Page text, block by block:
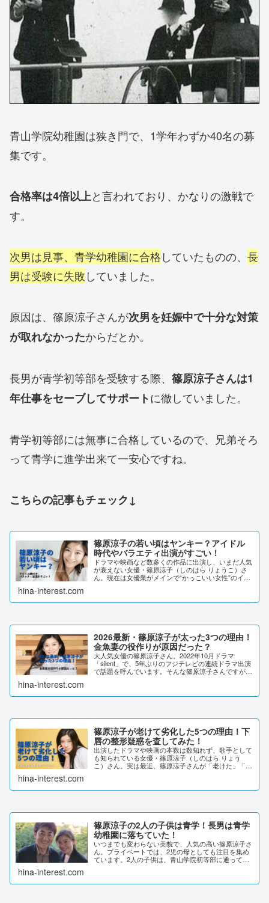
青山学院幼稚園は狭き門で、1学年わずか40名の募
集です。
合格率は4倍以上と言われており、かなりの激戦で
す。
次男は見事、青学幼稚園に合格していたものの、 長
男は受験に失敗していました。
原因は、篠原涼子さんが次男を妊娠中で十分な対策
が取れなかったからだとか。
長男が青学初等部を受験する際、 篠原涼子さんは1
年仕事をセーブしてサポートに徹していました。
青学初等部には無事に合格しているので、兄弟そろ
って青学に進学出来て一安心ですね。
こちらの記事もチェック↓
篠原涼子の若い頃はヤンキー？アイドル
時代やバラエティ出演がすごい！
ドラマや映画など数多くの作品に出演し、いまだ人気
が衰えない女優・篠原涼子（しのはら りょうこ）さ
ん。現在は女優業がメインで“かっこいい女性”のイメ
hina-interest.com
2026最新・篠原涼子が太った3つの理由！
金魚妻の役作りが原因だった？
大人気女優の篠原涼子さん。2022年10月ドラマ
「silent」で、5年ぶりのフジテレビの連続ドラマ出演
で話題を呼んでいます。そんな篠原涼子さんですが、
hina-interest.com
篠原涼子が老けて劣化した5つの理由！下
唇の整形疑惑を査してみた！
出演したドラマや映画の本数は数知れず、歌手として
も知られている女優・篠原涼子（しのはら りょう
こ）さん。実は最近、篠原涼子さんが「老けた」「劣
つ...
hina-interest.com
篠原涼子の2人の子供は青学！長男は青学
幼稚園に落ちていた！
いつまでも変わらない美貌で、人気の高い篠原涼子さ
ん。プライベートでは、2児の母としても注目を集め
ています。2人の子供は、青山学院初等部に通ってい
20...
hina-interest.com